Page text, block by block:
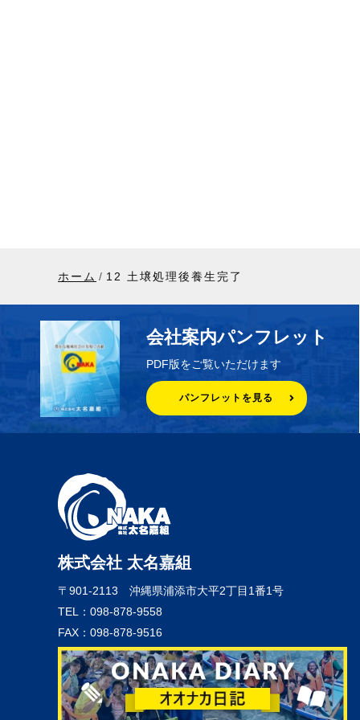
ホーム 12 土壌処理後養生完了
会社案内パンフレット
PDF版をご覧いただけます
パンフレットを見る
株式会社 太名嘉組
〒901-2113 沖縄県浦添市大平2丁目1番1号
TEL：098-878-9558
FAX：098-878-9516